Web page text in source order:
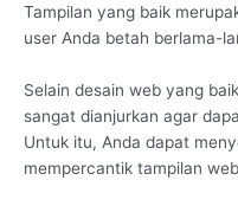
Tampilan yang baik
user Anda betah berlama-
Selain desain web yang
sangat dianjurkan agar
Untuk itu, Anda dapat
mempercantik tampilan